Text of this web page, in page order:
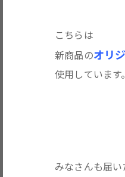
こちらは
新商品のオリ
使用しています。
みなさんも届い